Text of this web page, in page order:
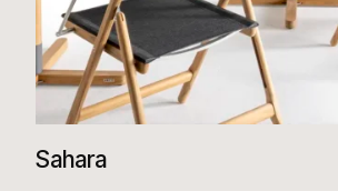
Sahara